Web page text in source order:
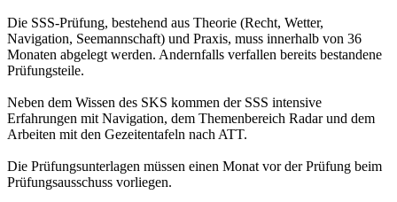
Die SSS-Prüfung, bestehend aus Theorie (Recht, Wetter,
Navigation, Seemannschaft) und Praxis, muss innerhalb von 36
Monaten abgelegt werden. Andernfalls verfallen bereits bestandene
Prüfungsteile.
Neben dem Wissen des SKS kommen der SSS intensive
Erfahrungen mit Navigation, dem Themenbereich Radar und dem
Arbeiten mit den Gezeitentafeln nach ATT.
Die Prüfungsunterlagen müssen einen Monat vor der Prüfung beim
Prüfungsausschuss vorliegen.